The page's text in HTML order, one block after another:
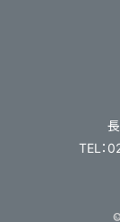
TEL：